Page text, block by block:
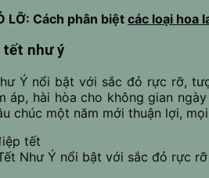
LỠ: Cách phân biệt các loại hoa
tết như ý
Ý nổi bật với sắc đỏ rực rỡ,
áp, hài hòa cho không gian
chúc một năm mới thuận lợi,
Như Ý nổi bật với sắc đỏ rực rỡ